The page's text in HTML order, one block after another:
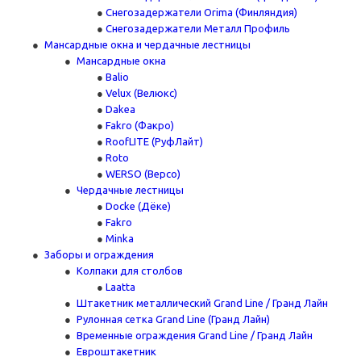
Снегозадержатели Orima (Финляндия)
Снегозадержатели Металл Профиль
Мансардные окна и чердачные лестницы
Мансардные окна
Balio
Velux (Велюкс)
Dakea
Fakro (Факро)
RoofLITE (РуфЛайт)
Roto
WERSO (Версо)
Чердачные лестницы
Docke (Дёке)
Fakro
Minka
Заборы и ограждения
Колпаки для столбов
Laatta
Штакетник металлический Grand Line / Гранд Лайн
Рулонная сетка Grand Line (Гранд Лайн)
Временные ограждения Grand Line / Гранд Лайн
Евроштакетник